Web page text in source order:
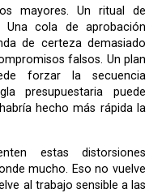
Una cola de aprobación
de certeza demasiado
falsos. Un plan
forzar la secuencia
presupuestaria puede
hecho más rápida la
mucho. Eso no vuelve
al trabajo sensible a las